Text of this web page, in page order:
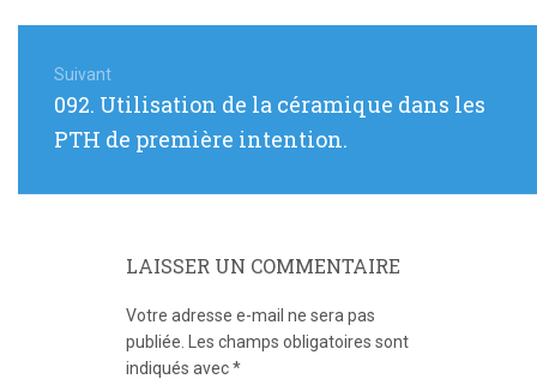
de
l’article
Suivant
Article
:
092. Utilisation de la céramique dans les
PTH de première intention.
LAISSER UN COMMENTAIRE
Votre adresse e-mail ne sera pas
publiée.
Les champs obligatoires sont
indiqués avec*